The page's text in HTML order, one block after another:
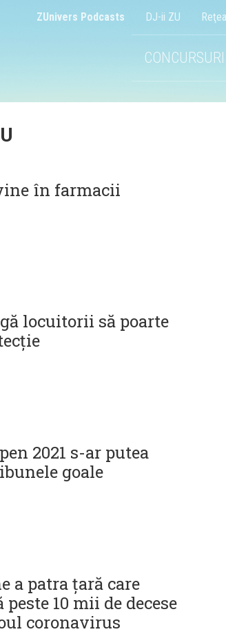
ZUnivers Podcasts DJ-ii ZU
CONCURSURI
în farmacii
locuitorii să poarte
2021 s-ar putea
goale
a patra țară care
10 mii de decese
coronavirus